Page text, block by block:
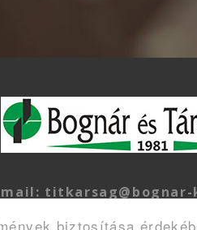
biztosítása
mail: